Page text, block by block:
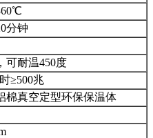
分钟
可耐温450度
≥500兆
棉真空定型环保保温体